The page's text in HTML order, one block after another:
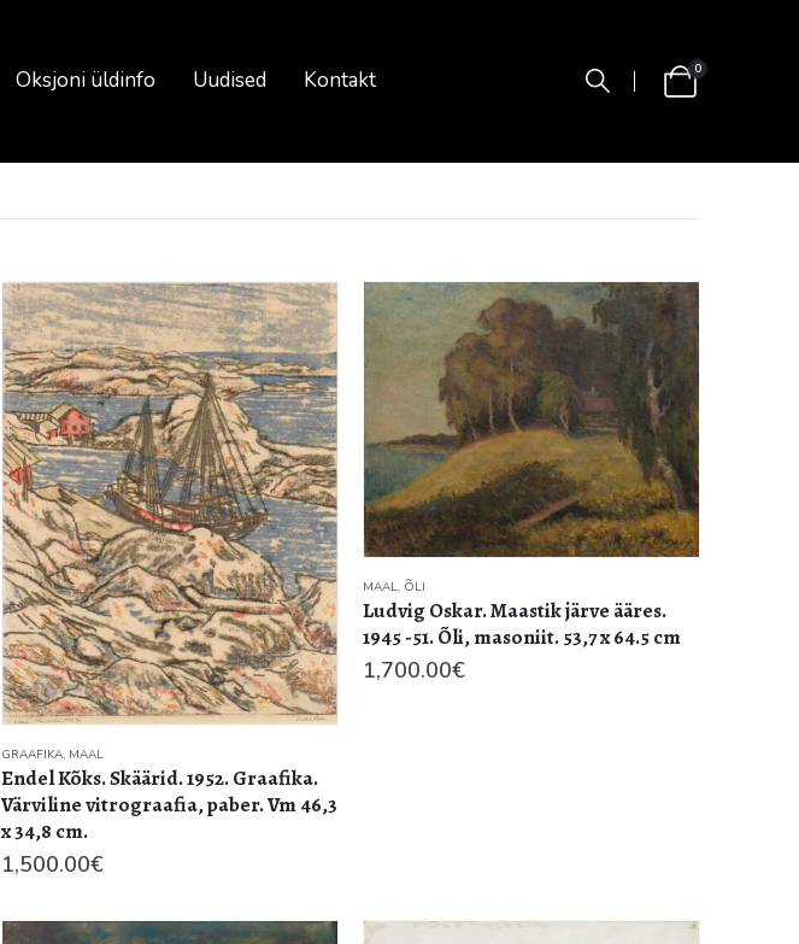
Oksjoni üldinfo Uudised Kontakt 0
GRAAFIKA, MAAL
Endel Kõks. Skäärid. 1952. Graafika.
Värviline vitrograafia, paber. Vm 46,3
x 34,8 cm.
1,500.00€
MAAL, ÕLI
Ludvig Oskar. Maastik järve ääres.
1945 -51. Õli, masoniit. 53,7 x 64.5 cm
1,700.00€